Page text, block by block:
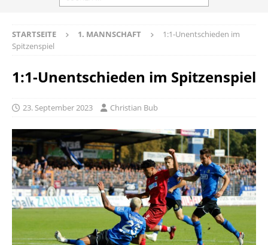
STARTSEITE 1. MANNSCHAFT
1:1-Unentschieden im
Spitzenspiel
1:1-Unentschieden im Spitzenspiel
23. September 2023 Christian Bub